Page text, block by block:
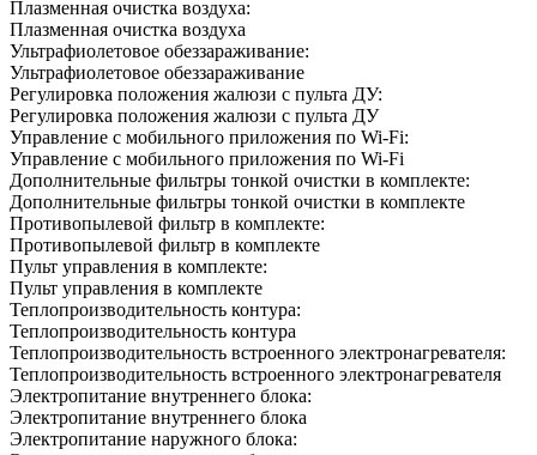
Плазменная очистка воздуха:
Плазменная очистка воздуха
Ультрафиолетовое обеззараживание:
Ультрафиолетовое обеззараживание
Регулировка положения жалюзи с пульта ДУ:
Регулировка положения жалюзи с пульта ДУ
Управление c мобильного приложения по Wi-Fi:
Управление c мобильного приложения по Wi-Fi
Дополнительные фильтры тонкой очистки в комплекте:
Дополнительные фильтры тонкой очистки в комплекте
Противопылевой фильтр в комплекте:
Противопылевой фильтр в комплекте
Пульт управления в комплекте:
Пульт управления в комплекте
Теплопроизводительность контура:
Теплопроизводительность контура
Теплопроизводительность встроенного электронагревателя:
Теплопроизводительность встроенного электронагревателя
Электропитание внутреннего блока:
Электропитание внутреннего блока
Электропитание наружного блока: